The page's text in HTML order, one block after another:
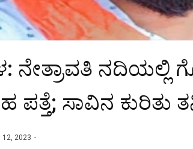
ನೇತ್ರಾವತಿ ನದಿಯಲ್ಲಿ
ಪತ್ತೆ; ಸಾವಿನ ಕುರಿತು
12, 2023